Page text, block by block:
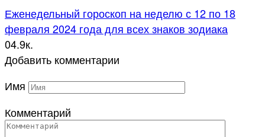
Еженедельный гороскоп на неделю с 12 по 18
февраля 2024 года для всех знаков зодиака
04.9к.
Добавить комментарии
Имя
Комментарий